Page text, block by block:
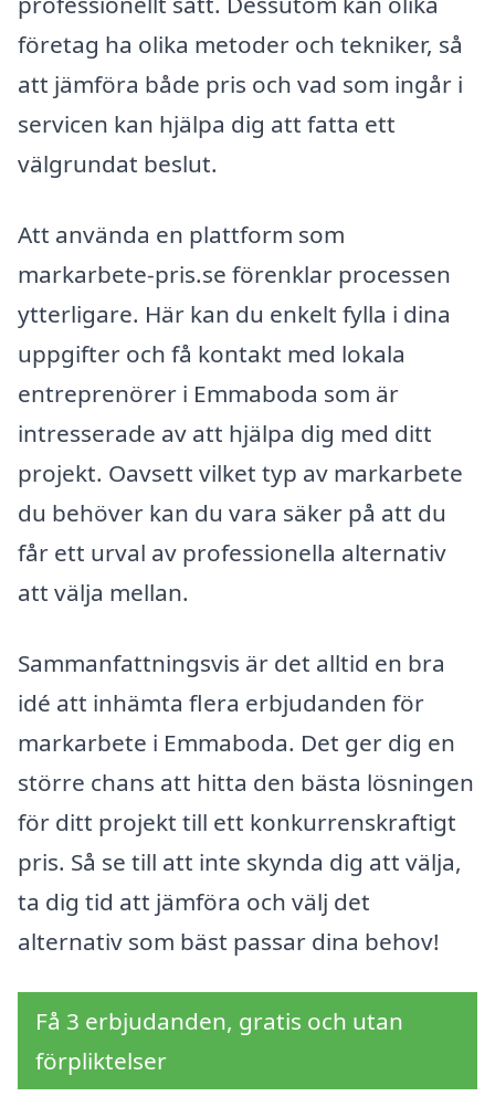
företag ha olika metoder och tekniker, så
att jämföra både pris och vad som ingår i
servicen kan hjälpa dig att fatta ett
välgrundat beslut.
Att använda en plattform som
markarbete-pris.se förenklar processen
ytterligare. Här kan du enkelt fylla i dina
uppgifter och få kontakt med lokala
entreprenörer i Emmaboda som är
intresserade av att hjälpa dig med ditt
projekt. Oavsett vilket typ av markarbete
du behöver kan du vara säker på att du
får ett urval av professionella alternativ
att välja mellan.
Sammanfattningsvis är det alltid en bra
idé att inhämta flera erbjudanden för
markarbete i Emmaboda. Det ger dig en
större chans att hitta den bästa lösningen
för ditt projekt till ett konkurrenskraftigt
pris. Så se till att inte skynda dig att välja,
ta dig tid att jämföra och välj det
alternativ som bäst passar dina behov!
Få 3 erbjudanden, gratis och utan
förpliktelser